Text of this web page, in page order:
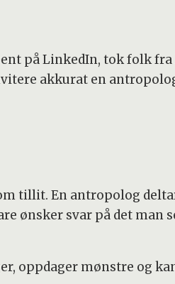
på LinkedIn, tok folk fra
akkurat en
tillit. En antropolog
ønsker svar på det man
oppdager mønstre og